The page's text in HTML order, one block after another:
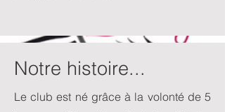
Notre histoire...
Le club est né grâce à la volonté de 5